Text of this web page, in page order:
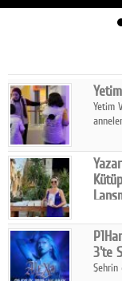
Facebook
Diziler
Karikatür
Youtube
Polemik
Reklam
Yetim
3'te
Şehrin